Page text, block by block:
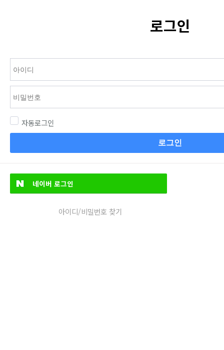
로그인
자동로그인
로그인
네이버 로그인
아이디/비밀번호 찾기